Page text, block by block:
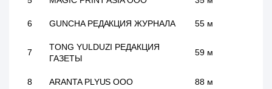
6 GUNCHA РЕДАКЦИЯ ЖУРНАЛА 55 м
7
TONG YULDUZI РЕДАКЦИЯ
ГАЗЕТЫ
59 м
8 ARANTA PLYUS ООО 88 м